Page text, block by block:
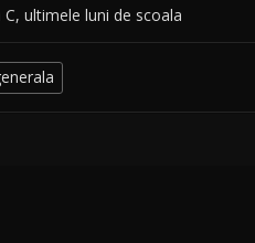
ultimele luni de scoala